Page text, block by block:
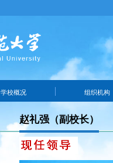
学校概况 组织机构
赵礼强（副校长）